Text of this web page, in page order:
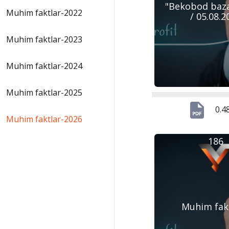
Muhim faktlar-2022
Muhim faktlar-2023
Muhim faktlar-2024
Muhim faktlar-2025
Muhim faktlar-2026
"Bekobod
/
Muhim
186